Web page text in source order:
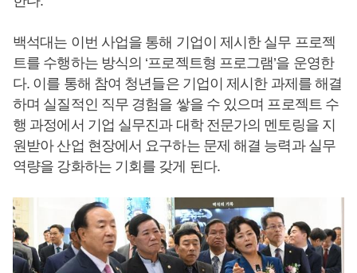
백석대는 이번 사업을 통해 기업이 제시한 실무 프로젝
트를 수행하는 방식의 ‘프로젝트형 프로그램’을 운영한
다. 이를 통해 참여 청년들은 기업이 제시한 과제를 해결
하며 실질적인 직무 경험을 쌓을 수 있으며 프로젝트 수
행 과정에서 기업 실무진과 대학 전문가의 멘토링을 지
원받아 산업 현장에서 요구하는 문제 해결 능력과 실무
역량을 강화하는 기회를 갖게 된다.